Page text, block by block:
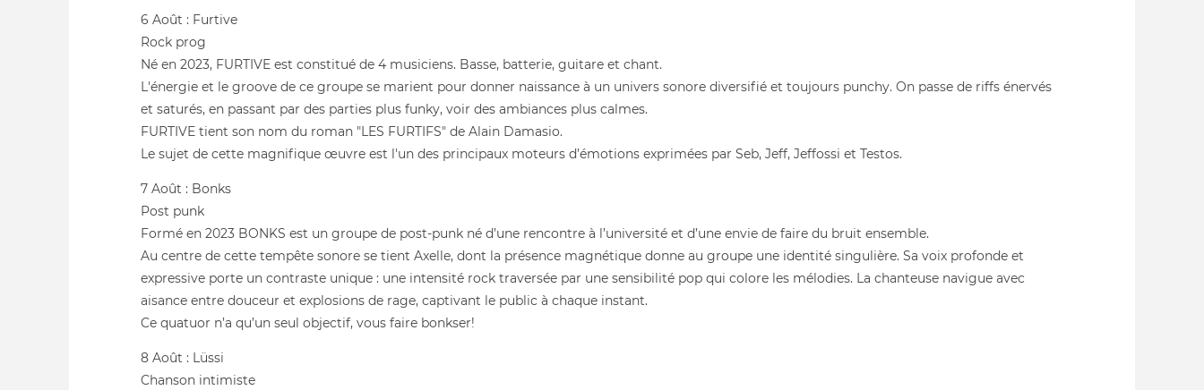
6 Août : Furtive
Rock prog
Né en 2023, FURTIVE est constitué de 4 musiciens. Basse, batterie, guitare et chant.
L'énergie et le groove de ce groupe se marient pour donner naissance à un univers sonore diversifié et toujours punchy. On passe de riffs énervés
et saturés, en passant par des parties plus funky, voir des ambiances plus calmes.
FURTIVE tient son nom du roman "LES FURTIFS" de Alain Damasio.
Le sujet de cette magnifique œuvre est l'un des principaux moteurs d’émotions exprimées par Seb, Jeff, Jeffossi et Testos.
7 Août : Bonks
Post punk
Formé en 2023 BONKS est un groupe de post-punk né d’une rencontre à l’université et d’une envie de faire du bruit ensemble.
Au centre de cette tempête sonore se tient Axelle, dont la présence magnétique donne au groupe une identité singulière. Sa voix profonde et
expressive porte un contraste unique : une intensité rock traversée par une sensibilité pop qui colore les mélodies. La chanteuse navigue avec
aisance entre douceur et explosions de rage, captivant le public à chaque instant.
Ce quatuor n’a qu’un seul objectif, vous faire bonkser!
8 Août : Lüssi
Chanson intimiste